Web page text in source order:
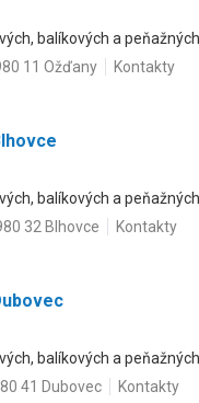
balíkových a
11 Ožďany Kontakty
balíkových a
32 Blhovce Kontakty
balíkových a
41 Dubovec Kontakty